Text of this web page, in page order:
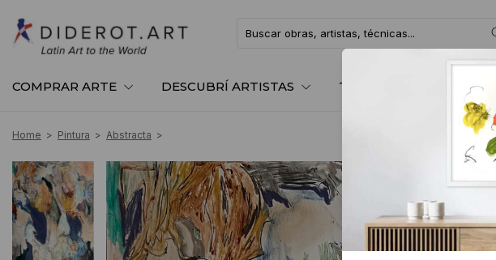
COMPRAR ARTE DESCUBRÍ ARTISTAS TE ASESORAMOS
Home > Pintura > Abstracta >